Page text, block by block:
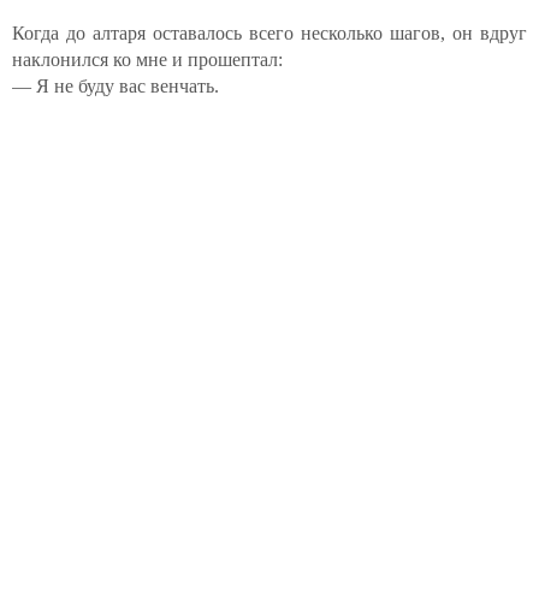
Когда до алтаря оставалось всего несколько шагов, он вдруг
наклонился ко мне и прошептал:
— Я не буду вас венчать.